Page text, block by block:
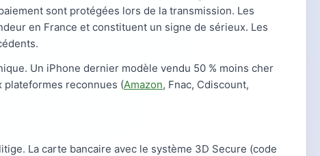
sont protégées lors de la transmission. Les
en France et constituent un signe de sérieux. Les
Un iPhone dernier modèle vendu 50 % moins cher
plateformes reconnues (Amazon, Fnac, Cdiscount,
La carte bancaire avec le système 3D Secure (code